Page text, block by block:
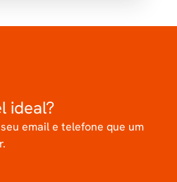
ideal?
email e telefone que um